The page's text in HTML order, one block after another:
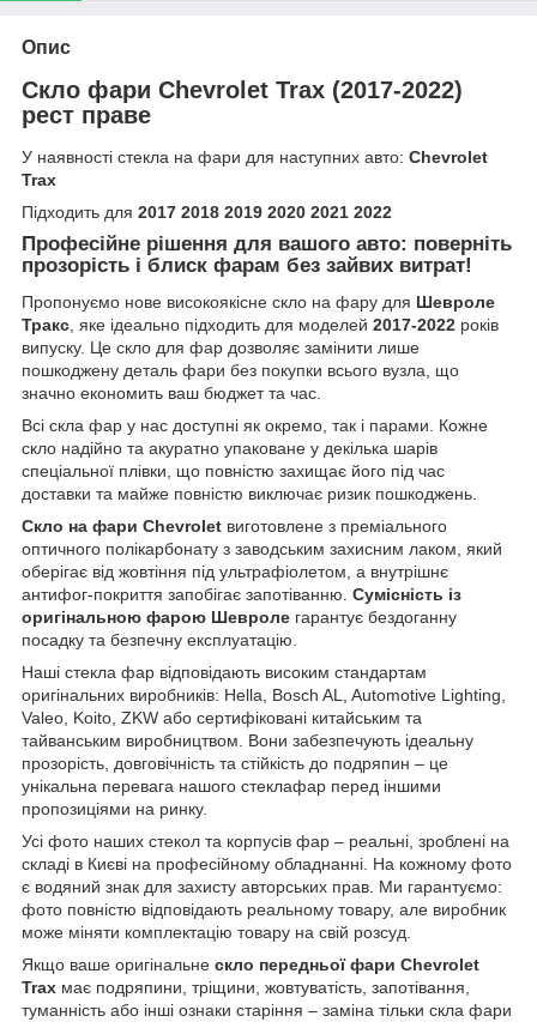
Опис
Скло фари Chevrolet Trax (2017-2022)
рест праве
У наявності стекла на фари для наступних авто: Chevrolet
Trax
Підходить для 2017 2018 2019 2020 2021 2022
Професійне рішення для вашого авто: поверніть
прозорість і блиск фарам без зайвих витрат!
Пропонуємо нове високоякісне скло на фару для Шевроле
Тракс, яке ідеально підходить для моделей 2017-2022 років
випуску. Це скло для фар дозволяє замінити лише
пошкоджену деталь фари без покупки всього вузла, що
значно економить ваш бюджет та час.
Всі скла фар у нас доступні як окремо, так і парами. Кожне
скло надійно та акуратно упаковане у декілька шарів
спеціальної плівки, що повністю захищає його під час
доставки та майже повністю виключає ризик пошкоджень.
Скло на фари Chevrolet виготовлене з преміального
оптичного полікарбонату з заводським захисним лаком, який
оберігає від жовтіння під ультрафіолетом, а внутрішнє
антифог-покриття запобігає запотіванню. Сумісність із
оригінальною фарою Шевроле гарантує бездоганну
посадку та безпечну експлуатацію.
Наші стекла фар відповідають високим стандартам
оригінальних виробників: Hella, Bosch AL, Automotive Lighting,
Valeo, Koito, ZKW або сертифіковані китайським та
тайванським виробництвом. Вони забезпечують ідеальну
прозорість, довговічність та стійкість до подряпин – це
унікальна перевага нашого стеклафар перед іншими
пропозиціями на ринку.
Усі фото наших стекол та корпусів фар – реальні, зроблені на
складі в Києві на професійному обладнанні. На кожному фото
є водяний знак для захисту авторських прав. Ми гарантуємо:
фото повністю відповідають реальному товару, але виробник
може міняти комплектацію товару на свій розсуд.
Якщо ваше оригінальне скло передньої фари Chevrolet
Trax має подряпини, тріщини, жовтуватість, запотівання,
туманність або інші ознаки старіння – заміна тільки скла фари